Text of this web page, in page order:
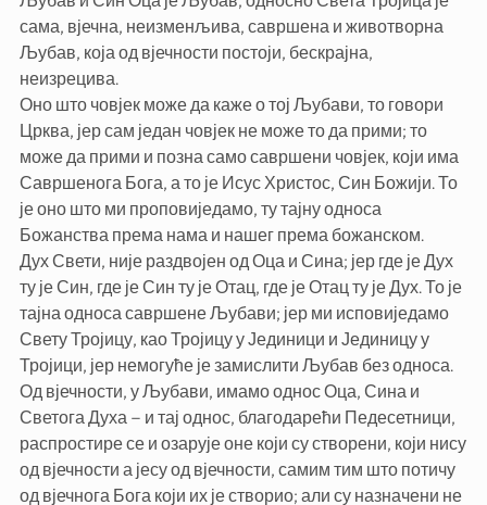
сама, вјечна, неизменљива, савршена и животворна
Љубав, која од вјечности постоји, бескрајна,
неизрецива.
Оно што човјек може да каже о тој Љубави, то говори
Црква, јер сам један човјек не може то да прими; то
може да прими и позна само савршени човјек, који има
Савршенога Бога, а то је Исус Христос, Син Божији. То
је оно што ми проповиједамо, ту тајну односа
Божанства према нама и нашег према божанском.
Дух Свети, није раздвојен од Оца и Сина; јер где је Дух
ту је Син, где је Син ту је Отац, где је Отац ту је Дух. То је
тајна односа савршене Љубави; јер ми исповиједамо
Свету Тројицу, као Тројицу у Јединици и Јединицу у
Тројици, јер немогуће је замислити Љубав без односа.
Од вјечности, у Љубави, имамо однос Оца, Сина и
Светога Духа – и тај однос, благодарећи Педесетници,
распростире се и озарује оне који су створени, који нису
од вјечности а јесу од вјечности, самим тим што потичу
од вјечнога Бога који их је створио; али су назначени не